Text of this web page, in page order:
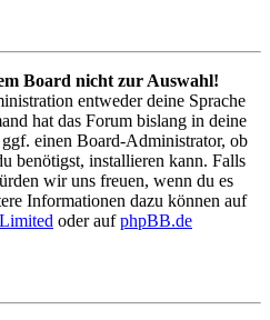
Board nicht zur Auswahl!
entweder deine Sprache
hat das Forum bislang in deine
ggf. einen Board-Administrator, ob
benötigst, installieren kann. Falls
wir uns freuen, wenn du es
Informationen dazu können auf
oder aufphpBB.de